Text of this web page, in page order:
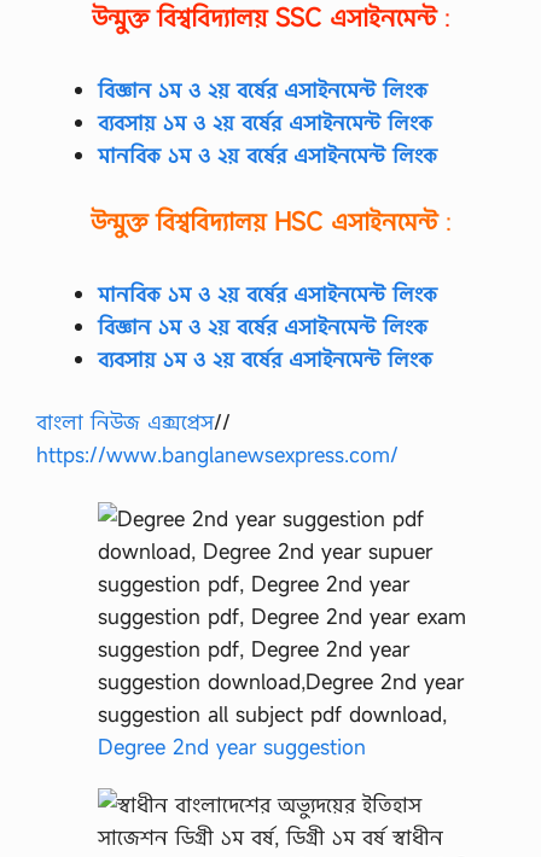
উন্মুক্ত বিশ্ববিদ্যালয়SSC এসাইনমেন্ট:
বিজ্ঞান ১ম ও ২য় বর্ষের এসাইনমেন্ট লিংক
ব্যবসায় ১ম ও ২য় বর্ষের এসাইনমেন্ট লিংক
মানবিক ১ম ও ২য় বর্ষের এসাইনমেন্ট লিংক
উন্মুক্ত বিশ্ববিদ্যালয় HSC এসাইনমেন্ট:
মানবিক ১ম ও ২য় বর্ষের এসাইনমেন্ট লিংক
বিজ্ঞান ১ম ও ২য় বর্ষের এসাইনমেন্ট লিংক
ব্যবসায় ১ম ও ২য় বর্ষের এসাইনমেন্ট লিংক
বাংলা নিউজ এক্সপ্রেস//
https://www.banglanewsexpress.com/
Degree 2nd year suggestion